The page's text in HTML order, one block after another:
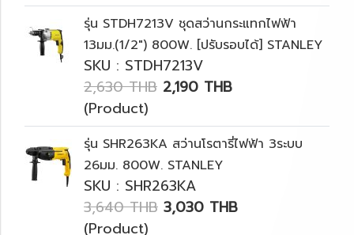
รุ่น STDH7213V ชุดสว่านกระแทกไฟฟ้า
13มม.(1/2") 800W. [ปรับรอบได้] STANLEY
SKU : STDH7213V
2,630 THB 2,190 THB
(Product)
รุ่น SHR263KA สว่านโรตารี่ไฟฟ้า 3ระบบ
26มม. 800W. STANLEY
SKU : SHR263KA
3,640 THB 3,030 THB
(Product)